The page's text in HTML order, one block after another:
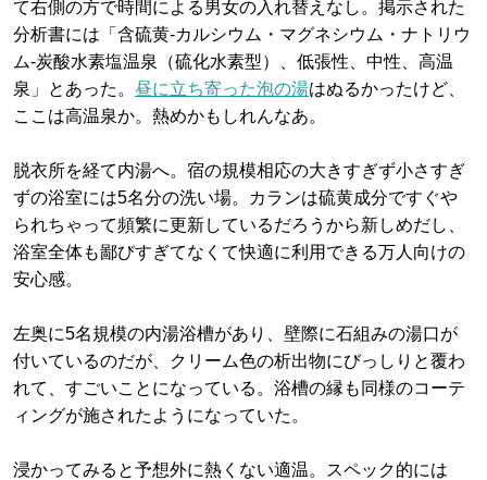
て右側の方で時間による男女の入れ替えなし。掲示された
分析書には「含硫黄-カルシウム・マグネシウム・ナトリウ
ム-炭酸水素塩温泉（硫化水素型）、低張性、中性、高温
泉」とあった。 昼に立ち寄った泡の湯はぬるかったけど、
ここは高温泉か。熱めかもしれんなあ。
脱衣所を経て内湯へ。宿の規模相応の大きすぎず小さすぎ
ずの浴室には5名分の洗い場。カランは硫黄成分ですぐや
られちゃって頻繁に更新しているだろうから新しめだし、
浴室全体も鄙びすぎてなくて快適に利用できる万人向けの
安心感。
左奥に5名規模の内湯浴槽があり、壁際に石組みの湯口が
付いているのだが、クリーム色の析出物にびっしりと覆わ
れて、すごいことになっている。浴槽の縁も同様のコーテ
ィングが施されたようになっていた。
浸かってみると予想外に熱くない適温。スペック的には